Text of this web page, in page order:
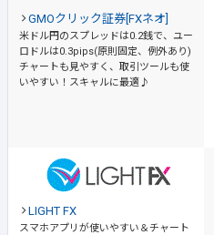
GMOクリック証券[FXネオ]
米ドル円のスプレッドは0.2銭で、ユー
ロドルは0.3pips(原則固定、例外あり)
チャートも見やすく、取引ツールも使
いやすい！スキャルに最適♪
LIGHT FX
スマホアプリが使いやすい＆チャート